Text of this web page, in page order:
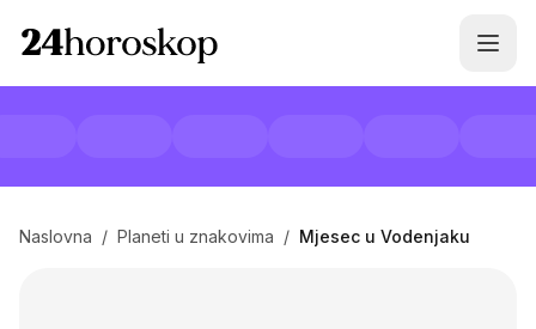
Naslovna / Planeti u znakovima / Mjesec u Vodenjaku